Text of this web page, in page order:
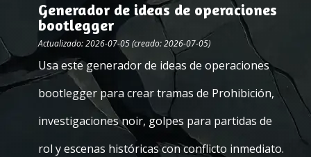
Generador de ideas de operaciones
bootlegger
Actualizado: 2026-07-05 (creado: 2026-07-05)
Usa este generador de ideas de operaciones
bootlegger para crear tramas de Prohibición,
investigaciones noir, golpes para partidas de
rol y escenas históricas con conflicto inmediato.